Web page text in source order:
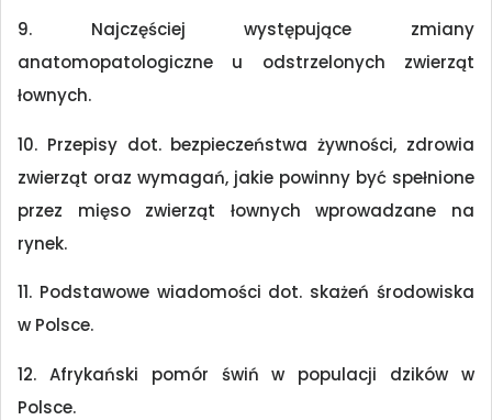
9. Najczęściej występujące zmiany
anatomopatologiczne u odstrzelonych zwierząt
łownych.
10. Przepisy dot. bezpieczeństwa żywności, zdrowia
zwierząt oraz wymagań, jakie powinny być spełnione
przez mięso zwierząt łownych wprowadzane na
rynek.
11. Podstawowe wiadomości dot. skażeń środowiska
w Polsce.
12. Afrykański pomór świń w populacji dzików w
Polsce.